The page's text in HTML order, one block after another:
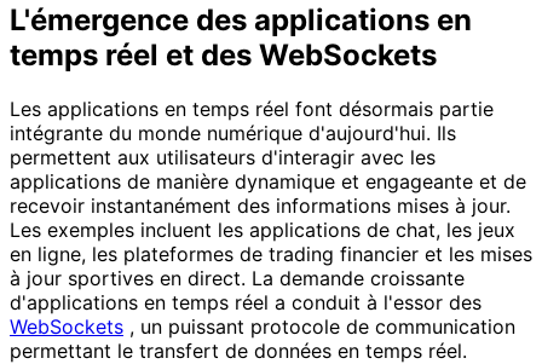
L'émergence des applications en
temps réel et des WebSockets
Les applications en temps réel font désormais partie
intégrante du monde numérique d'aujourd'hui. Ils
permettent aux utilisateurs d'interagir avec les
applications de manière dynamique et engageante et de
recevoir instantanément des informations mises à jour.
Les exemples incluent les applications de chat, les jeux
en ligne, les plateformes de trading financier et les mises
à jour sportives en direct. La demande croissante
d'applications en temps réel a conduit à l'essor des
WebSockets , un puissant protocole de communication
permettant le transfert de données en temps réel.